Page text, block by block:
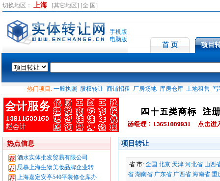
切换地区： 上海 [其它地区] [全 国]
手机版
电脑版
首 页 项目
热门项目: 一般执照 股权转让 商铺招租 厂房场地 库房仓库 土地租售 写
热点信息
酒水实体批发贸易有限公司
思慕上海生物美妆品牌企业转
上海嘉定安亭540平装修仓库办
项目转让
省 市: 全国 北京 天津 河北省 山西
省 湖南省 广东省 广西省 海南省 重